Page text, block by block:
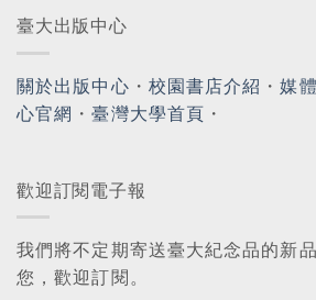
臺大出版中心
關於出版中心 ・ 校園書店介紹 ・媒
心官網 ・臺灣大學首頁 ・
歡迎訂閱電子報
我們將不定期寄送臺大紀念品的新
您，歡迎訂閱。